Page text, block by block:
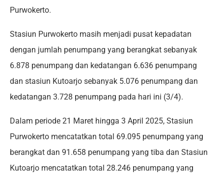
Purwokerto.
Stasiun Purwokerto masih menjadi pusat kepadatan
dengan jumlah penumpang yang berangkat sebanyak
6.878 penumpang dan kedatangan 6.636 penumpang
dan stasiun Kutoarjo sebanyak 5.076 penumpang dan
kedatangan 3.728 penumpang pada hari ini (3/4).
Dalam periode 21 Maret hingga 3 April 2025, Stasiun
Purwokerto mencatatkan total 69.095 penumpang yang
berangkat dan 91.658 penumpang yang tiba dan Stasiun
Kutoarjo mencatatkan total 28.246 penumpang yang